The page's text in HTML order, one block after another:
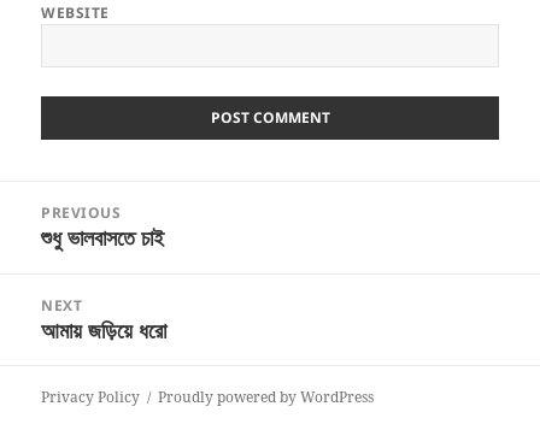
WEBSITE
navigation
PREVIOUS
Previous
শুধু ভালবাসতে চাই
NEXT
Next
আমায় জড়িয়ে ধরো
Privacy Policy Proudly powered by WordPress